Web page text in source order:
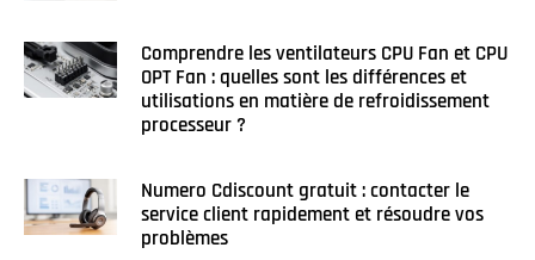
Comprendre les ventilateurs CPU Fan et CPU
OPT Fan : quelles sont les différences et
utilisations en matière de refroidissement
processeur ?
Numero Cdiscount gratuit : contacter le
service client rapidement et résoudre vos
problèmes